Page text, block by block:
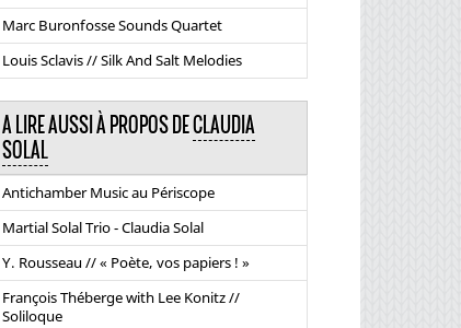
Marc Buronfosse Sounds Quartet
Louis Sclavis // Silk And Salt Melodies
A LIRE AUSSI À PROPOS DECLAUDIA
SOLAL
Antichamber Music au Périscope
Martial Solal Trio - Claudia Solal
Y. Rousseau // « Poète, vos papiers ! »
François Théberge with Lee Konitz //
Soliloque